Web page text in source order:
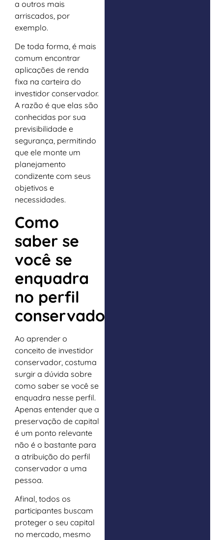
a outros mais
arriscados, por
exemplo.
De toda forma, é mais
comum encontrar
aplicações de renda
fixa na carteira do
investidor conservador.
A razão é que elas são
conhecidas por sua
previsibilidade e
segurança, permitindo
que ele monte um
planejamento
condizente com seus
objetivos e
necessidades.
Como
saber se
você se
enquadra
no perfil
conservador?
Ao aprender o
conceito de investidor
conservador, costuma
surgir a dúvida sobre
como saber se você se
enquadra nesse perfil.
Apenas entender que a
preservação de capital
é um ponto relevante
não é o bastante para
a atribuição do perfil
conservador a uma
pessoa.
Afinal, todos os
participantes buscam
proteger o seu capital
no mercado, mesmo